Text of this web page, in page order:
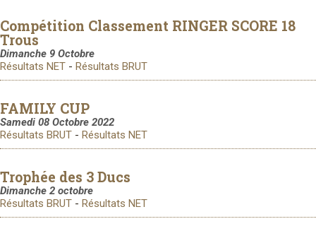
Compétition Classement RINGER SCORE 18
Trous
Dimanche 9 Octobre
Résultats NET - Résultats BRUT
FAMILY CUP
Samedi 08 Octobre 2022
Résultats BRUT - Résultats NET
Trophée des 3 Ducs
Dimanche 2 octobre
Résultats BRUT - Résultats NET